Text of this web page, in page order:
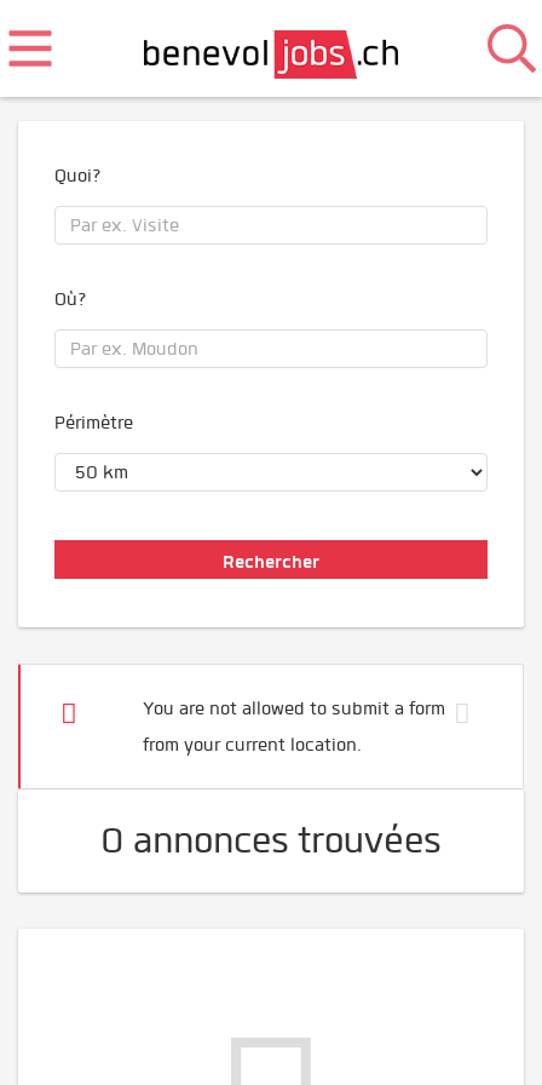
Quoi?
Où?
Périmètre
You are not allowed to submit a form
from your current location.
0 annonces trouvées